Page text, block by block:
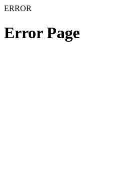
ERROR
Error Page